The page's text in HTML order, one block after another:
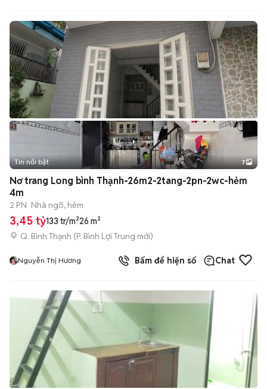
+2
Tin nổi bật 7
Nơ trang Long bình Thạnh-26m2-2tang-2pn-2wc-hẻm
4m
2 PN Nhà ngõ, hẻm
3,45 tỷ133 tr/m²26 m²
Q. Bình Thạnh (P. Bình Lợi Trung mới)
Nguyễn Thị Hương Bấm để hiện số Chat